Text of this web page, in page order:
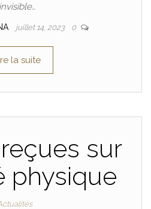
invisible…
juillet 14, 2023 0
la suite
sur
physique